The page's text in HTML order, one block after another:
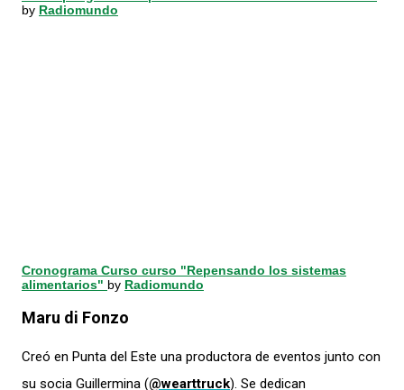
by Radiomundo
Cronograma Curso curso "Repensando los sistemas
alimentarios" by Radiomundo
Maru di Fonzo
Creó en Punta del Este una productora de eventos junto con
su socia Guillermina (@wearttruck). Se dedican